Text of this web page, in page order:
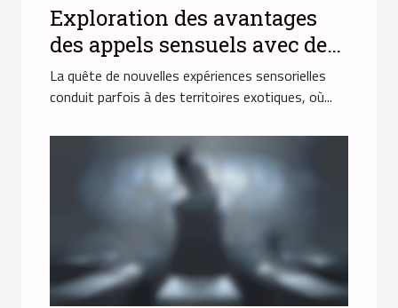
Exploration des avantages
des appels sensuels avec des
hôtesses orientales
La quête de nouvelles expériences sensorielles
conduit parfois à des territoires exotiques, où...